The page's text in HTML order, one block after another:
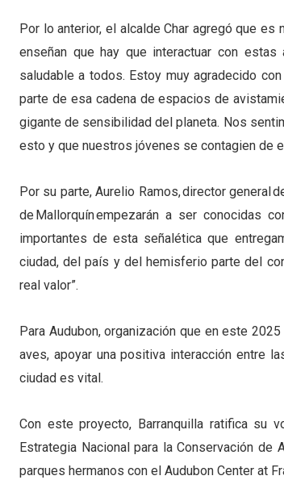
Por lo anterior, el alcalde Char agregó que
enseñan que hay que interactuar con
saludable a todos. Estoy muy agradecido
parte de esa cadena de espacios de
gigante de sensibilidad del planeta. Nos
esto y que nuestros jóvenes se contagien de
Por su parte, Aurelio Ramos, director general
de Mallorquín empezarán a ser conocidas
importantes de esta señalética que
ciudad, del país y del hemisferio parte del
real valor”.
Para Audubon, organización que en este
aves, apoyar una positiva interacción entre
ciudad es vital.
Con este proyecto, Barranquilla ratifica su
Estrategia Nacional para la Conservación
parques hermanos con el Audubon Center at